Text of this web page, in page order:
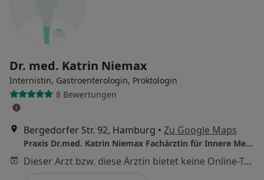
Dr. med. Katrin Niemax
Internistin, Gastroenterologin, Proktologin
8 Bewertungen
Bergedorfer Str. 92, Hamburg • Zu Google Maps
Praxis Dr.med. Katrin Niemax Fachärztin für Innere Medizin und Gastroenterologie
Dieser Arzt bzw. diese Ärztin bietet keine Online-Terminbuchung an diesem Standort an.